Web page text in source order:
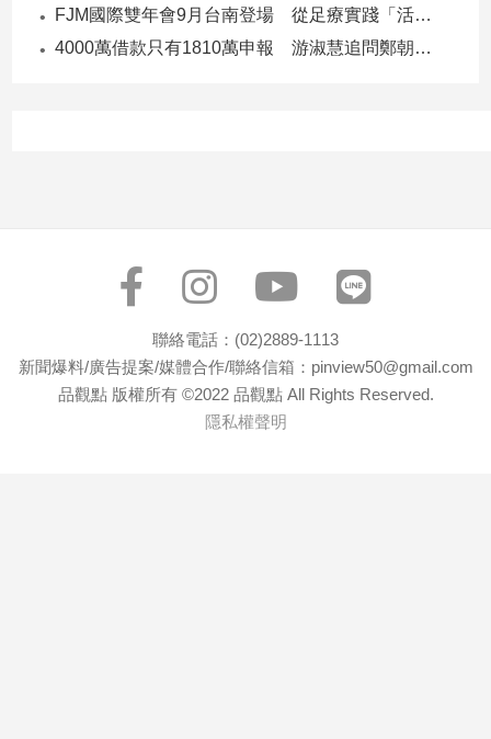
合
的
FJM國際雙年會9月台南登場 從足療實踐「活出愛」
4000萬借款只有1810萬申報 游淑慧追問鄭朝方：2190萬差額去哪了
聯絡電話：(02)2889-1113
新聞爆料/廣告提案/媒體合作/聯絡信箱：pinview50@gmail.com
品觀點 版權所有 ©2022 品觀點 All Rights Reserved.
隱私權聲明